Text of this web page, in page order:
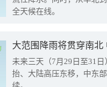
全天候在线。
大范围降雨将贯穿南
未来三天（7月29日至31
抬、大陆高压东移，中东